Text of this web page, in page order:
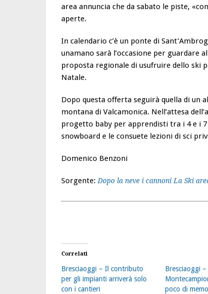
area annuncia che da sabato le piste,
aperte.
In calendario c’è un ponte di
unamano sarà l’occasione per guardare
proposta regionale di usufruire dello ski
Natale.
Dopo questa offerta seguirà quella di
montana di Valcamonica. Nell’attesa
progetto baby per apprendisti tra i 4 e i
snowboard e le consuete lezioni di sci
Domenico Benzoni
Sorgente:Dopo la neve i cannoni La Ski
Correlati
Bresciaoggi – Il contributo
per gli impianti arriverà solo
con i cantieri
Bresciaoggi –
poco di